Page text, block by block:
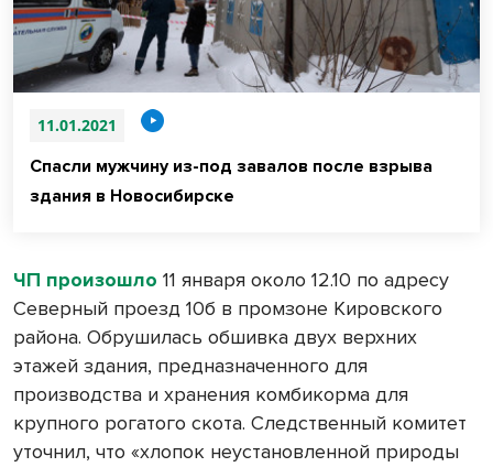
11.01.2021
Спасли мужчину из-под завалов после взрыва
здания в Новосибирске
ЧП произошло 11 января около 12.10 по адресу
Северный проезд 10б в промзоне Кировского
района. Обрушилась обшивка двух верхних
этажей здания, предназначенного для
производства и хранения комбикорма для
крупного рогатого скота. Следственный комитет
уточнил, что «хлопок неустановленной природы